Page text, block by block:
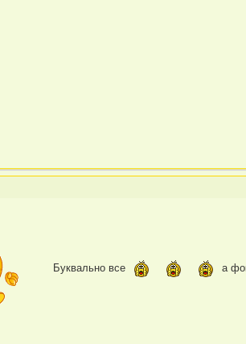
Буквально все а